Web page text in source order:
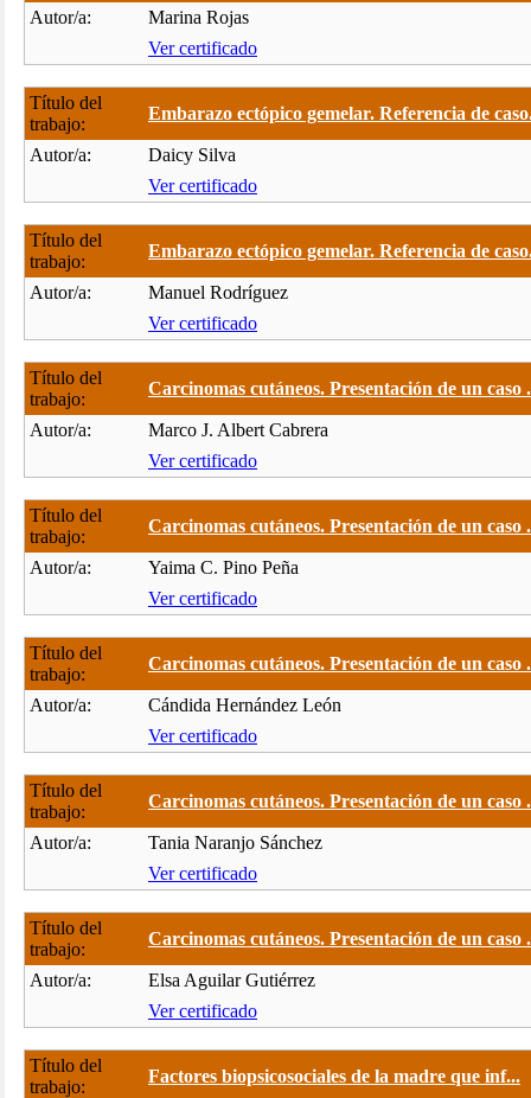
Autor/a:
Marina Rojas
Ver certificado
Título del
trabajo:
Embarazo ectópico gemelar. Referencia de
Autor/a:
Daicy Silva
Ver certificado
Título del
trabajo:
Embarazo ectópico gemelar. Referencia de
Autor/a:
Manuel Rodríguez
Ver certificado
Título del
trabajo:
Carcinomas cutáneos. Presentación de un caso
Autor/a:
Marco J. Albert Cabrera
Ver certificado
Título del
trabajo:
Carcinomas cutáneos. Presentación de un caso
Autor/a:
Yaima C. Pino Peña
Ver certificado
Título del
trabajo:
Carcinomas cutáneos. Presentación de un caso
Autor/a:
Cándida Hernández León
Ver certificado
Título del
trabajo:
Carcinomas cutáneos. Presentación de un caso
Autor/a:
Tania Naranjo Sánchez
Ver certificado
Título del
trabajo:
Carcinomas cutáneos. Presentación de un caso
Autor/a:
Elsa Aguilar Gutiérrez
Ver certificado
Título del
trabajo:
Factores biopsicosociales de la madre que inf...